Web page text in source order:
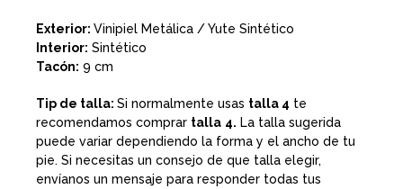
Exterior: Vinipiel Metálica / Yute Sintético
Interior: Sintético
Tacón: 9 cm
Tip de talla: Si normalmente usas talla 4 te
recomendamos comprar talla 4. La talla sugerida
puede variar dependiendo la forma y el ancho de tu
pie. Si necesitas un consejo de que talla elegir,
envíanos un mensaje para responder todas tus